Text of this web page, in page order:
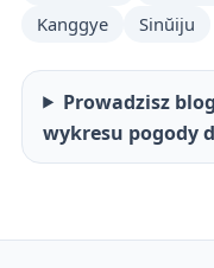
Kanggye
Sinŭiju
Prowadzisz
wykresu pogody